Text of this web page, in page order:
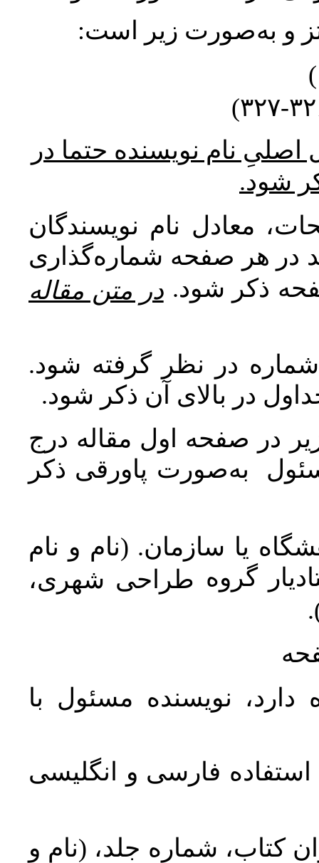
و به‌صورت زیر است:
نام نویسنده حتما در
شود.
معادل نام نویسندگان
در هر صفحه شماره‌گذاری
ذکر شود. در متن مقاله
در نظر گرفته شود.
در بالای آن ذکر شود.
در صفحه اول مقاله درج
به‌صورت پاورقی ذکر
یا سازمان. (نام و نام
گروه طراحی شهری،
نویسنده مسئول با
استفاده فارسی و انگلیسی
کتاب، شماره جلد، (نام و